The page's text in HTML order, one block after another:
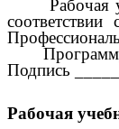
Рабочая
Программу
Подпись
Рабочая